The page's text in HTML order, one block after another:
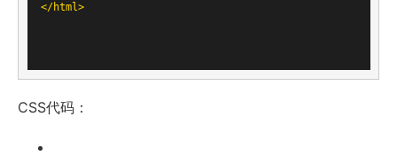
</html>
CSS代码：